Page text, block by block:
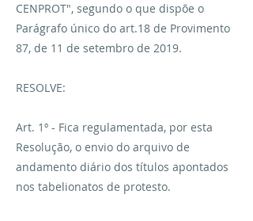
CENPROT", segundo o que dispõe o
Parágrafo único do art.18 de Provimento
87, de 11 de setembro de 2019.
RESOLVE:
Art. 1º - Fica regulamentada, por esta
Resolução, o envio do arquivo de
andamento diário dos títulos apontados
nos tabelionatos de protesto.